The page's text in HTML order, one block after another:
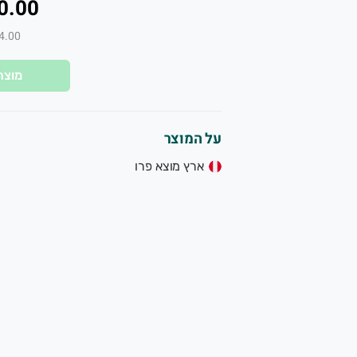
₪24.00
על המוצר
ארץ מוצא פרו